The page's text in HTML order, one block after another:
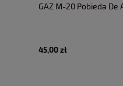
GAZ M-20 Pobieda De
45,00 zł